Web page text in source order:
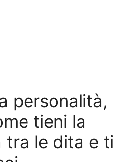
personalità,
tieni la
tra le dita e ti